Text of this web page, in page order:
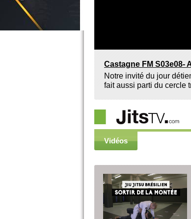
Castagne FM S03e08-
Notre invité du jour
fait aussi parti du cercle
Vidéos